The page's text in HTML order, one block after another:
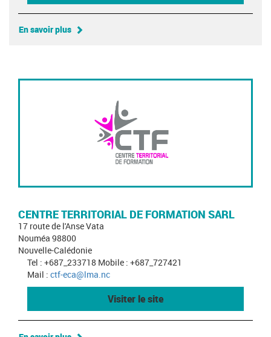
En savoir plus
CENTRE TERRITORIAL DE FORMATION SARL
17 route de l'Anse Vata
Nouméa 98800
Nouvelle-Calédonie
Tel : +687_233718 Mobile : +687_727421
Mail : ctf-eca@lma.nc
Visiter le site